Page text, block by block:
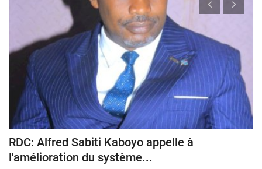
RDC: Alfred Sabiti Kaboyo appelle à
l'amélioration du système...